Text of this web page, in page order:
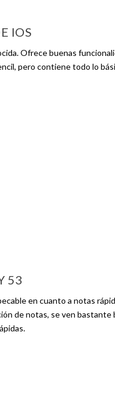
IOS
Ofrece buenas
pero contiene todo lo
53
en cuanto a notas
de notas, se ven bastante